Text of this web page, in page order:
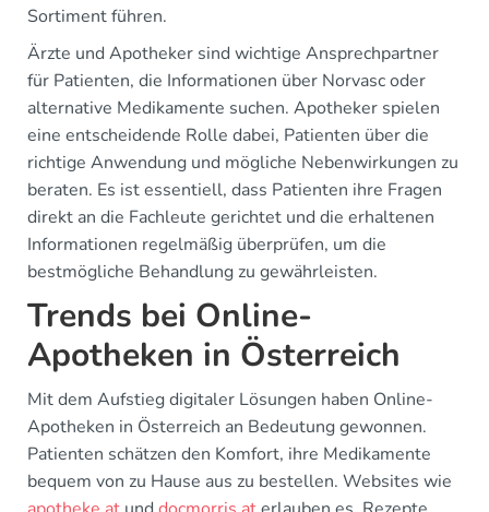
Sortiment führen.
Ärzte und Apotheker sind wichtige Ansprechpartner
für Patienten, die Informationen über Norvasc oder
alternative Medikamente suchen. Apotheker spielen
eine entscheidende Rolle dabei, Patienten über die
richtige Anwendung und mögliche Nebenwirkungen zu
beraten. Es ist essentiell, dass Patienten ihre Fragen
direkt an die Fachleute gerichtet und die erhaltenen
Informationen regelmäßig überprüfen, um die
bestmögliche Behandlung zu gewährleisten.
Trends bei Online-
Apotheken in Österreich
Mit dem Aufstieg digitaler Lösungen haben Online-
Apotheken in Österreich an Bedeutung gewonnen.
Patienten schätzen den Komfort, ihre Medikamente
bequem von zu Hause aus zu bestellen. Websites wie